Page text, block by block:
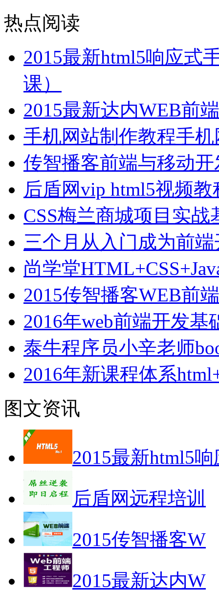
热点阅读
2015最新html5响应式
课）
2015最新达内WEB前
手机网站制作教程手
传智播客前端与移动
后盾网vip html5视频
CSS梅兰商城项目实战
三个月从入门成为前
尚学堂
2015传智播客WEB前
2016年web前端开发基
泰牛程序员小辛老师
2016年新课程体系
图文资讯
2015最新html5响
后盾网远程培训
2015传智播客W
2015最新达内W